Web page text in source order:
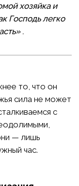
хозяйка и
Господь легко
.
то, что он
сила не может
с
— лишь
час.